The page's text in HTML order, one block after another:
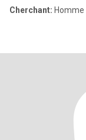
Cherchant: Homme